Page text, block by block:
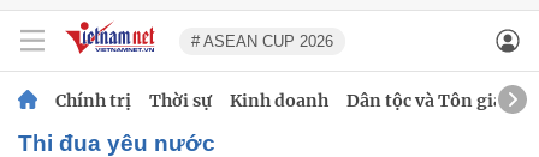
# ASEAN CUP 2026
Chính trị Thời sự Kinh doanh Dân tộc và Tôn giáo
Thi đua yêu nước